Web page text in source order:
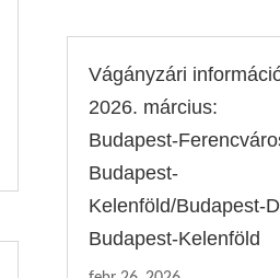
Vágányzári
2026. március:
Budapest-
Budapest-
Kelenföld/Budapest-
Budapest-Kelenföld